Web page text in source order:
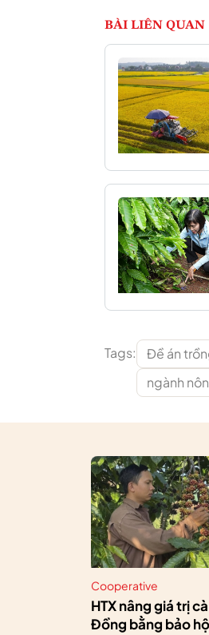
BÀI LIÊN QUAN
Tags: Đề án
ngành
Cooperative
HTX nâng giá trị
Đồng bằng bảo